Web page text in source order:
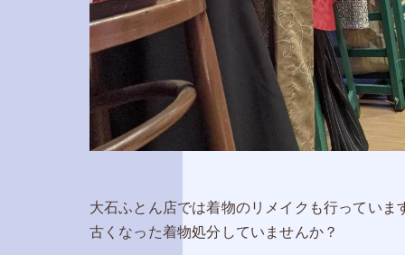
大石ふとん店では着物のリメイクも行っていま
古くなった着物処分していませんか？